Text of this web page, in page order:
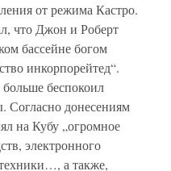
от режима Кастро.
что Джон и Роберт
бассейне богом
инкорпорейтед“.
беспокоил
донесениям
на Кубу „огромное
электронного
а также,